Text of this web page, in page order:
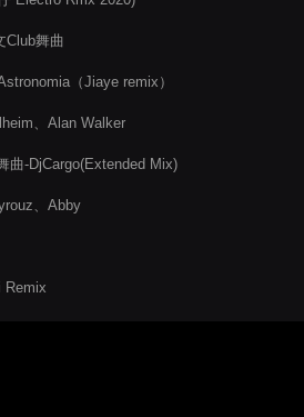
Club舞曲
（Jiaye remix）
、Alan Walker
曲-DjCargo(Extended Mix)
、Abby
Remix